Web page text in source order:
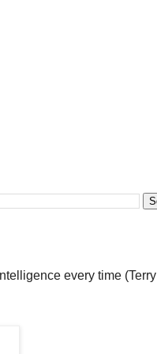
every time (Terry